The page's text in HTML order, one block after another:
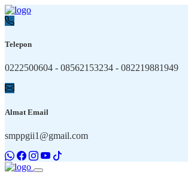
Telepon
0222500604 - 08562153234 - 082219881949
Almat Email
smppgii1@gmail.com